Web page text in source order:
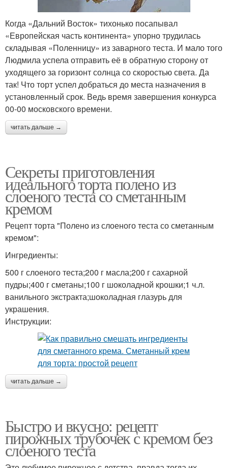
Крем для слоеного
Ингредиенты для
Торт из слоеного теста
Рулет с заварным
Когда «Дальний Восток» тихонько посапывал
«Европейская часть континента» упорно трудилась
складывая «Поленницу» из заварного теста. И мало того
Людмила успела отправить её в обратную сторону от
уходящего за горизонт солнца со скоростью света. Да
так! Что торт успел добраться до места назначения в
установленный срок. Ведь время завершения конкурса
00-00 московского времени.
читать дальше →
Секреты приготовления
идеального торта полено из
слоеного теста со сметанным
кремом
Рецепт торта "Полено из слоеного теста со сметанным
кремом":
Ингредиенты:
500 г слоеного теста;200 г масла;200 г сахарной
пудры;400 г сметаны;100 г шоколадной крошки;1 ч.л.
ванильного экстракта;шоколадная глазурь для
украшения.
Инструкции:
читать дальше →
Быстро и вкусно: рецепт
пирожных трубочек с кремом без
слоеного теста